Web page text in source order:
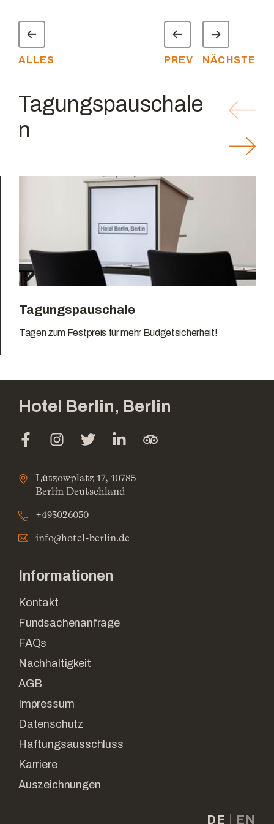
ALLES PREV NÄCHSTE
Tagungspauschale
n
Tagungspauschale
Tagen zum Festpreis für mehr Budgetsicherheit!
Hotel Berlin, Berlin
Lützowplatz 17, 10785
Berlin Deutschland
+493026050
info@hotel-berlin.de
Informationen
Kontakt
Fundsachenanfrage
FAQs
Nachhaltigkeit
AGB
Impressum
Datenschutz
Haftungsausschluss
Karriere
Auszeichnungen
DE EN